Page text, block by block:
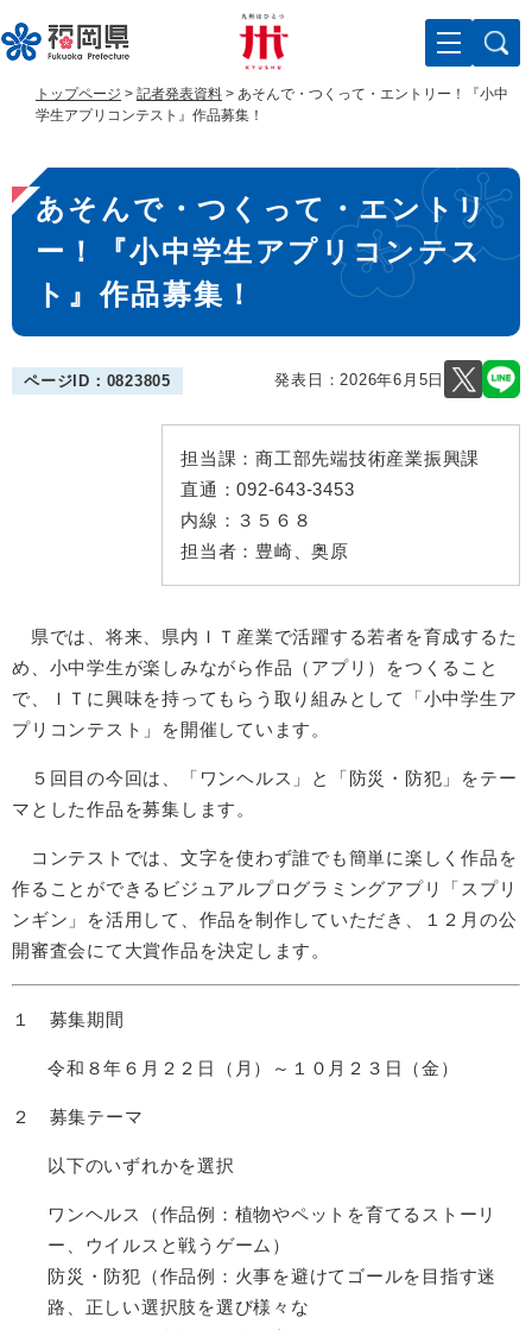
ー
ジ
す
。
ニ
ュ
し
て
トップページ > 記者発表資料 > あそんで・つくって・エントリー！『小中
学生アプリコンテスト』作品募集！
本
文
あそんで・つくって・エントリ
ー！『小中学生アプリコンテス
ト』作品募集！
ページID：0823805 発表日：2026年6月5日
担当課： 商工部先端技術産業振興課
直通：092-643-3453
内線： ３５６８
担当者： 豊崎、奥原
県では、将来、県内ＩＴ産業で活躍する若者を育成するた
め、小中学生が楽しみながら作品（アプリ）をつくること
で、ＩＴに興味を持ってもらう取り組みとして「小中学生ア
プリコンテスト」を開催しています。
５回目の今回は、「ワンヘルス」と「防災・防犯」をテー
マとした作品を募集します。
コンテストでは、文字を使わず誰でも簡単に楽しく作品を
作ることができるビジュアルプログラミングアプリ「スプリ
ンギン」を活用して、作品を制作していただき、１２月の公
開審査会にて大賞作品を決定します。
１ 募集期間
令和８年６月２２日（月）～１０月２３日（金）
２ 募集テーマ
以下のいずれかを選択
ワンヘルス（作品例：植物やペットを育てるストーリ
ー、ウイルスと戦うゲーム）
防災・防犯（作品例：火事を避けてゴールを目指す迷
路、正しい選択肢を選び様々な